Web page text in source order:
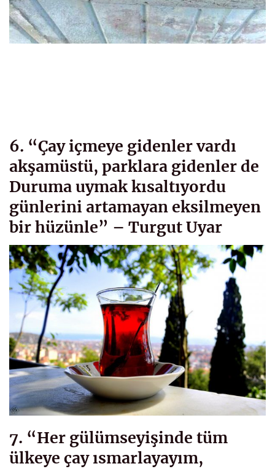
6. “Çay içmeye gidenler vardı
akşamüstü, parklara gidenler de
Duruma uymak kısaltıyordu
günlerini artamayan eksilmeyen
bir hüzünle” – Turgut Uyar
7. “Her gülümseyişinde tüm
ülkeye çay ısmarlayayım,